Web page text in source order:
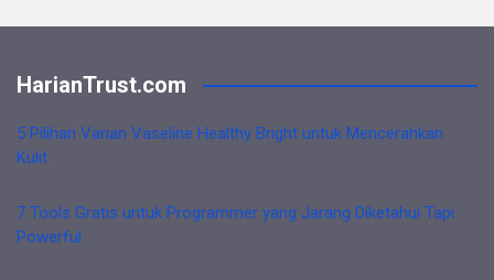
HarianTrust.com
5 Pilihan Varian Vaseline Healthy Bright untuk Mencerahkan
Kulit
7 Tools Gratis untuk Programmer yang Jarang Diketahui Tapi
Powerful